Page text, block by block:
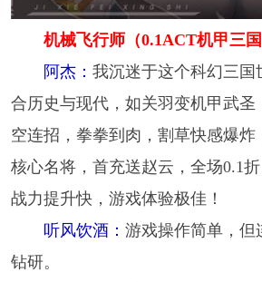
机械飞行师（0.1ACT机甲三
阿杰： 我沉迷于这个科幻三国
合历史与现代，如关羽变机甲武圣
空连招，拳拳到肉，割草快感爆炸
核心名将，首充送赵云，全场0.1折
战力提升快，游戏体验极佳！
听风饮酒： 游戏操作简单，但
钻研。